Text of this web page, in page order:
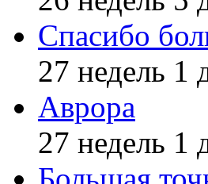
Спасибо
27 недель 1
Аврора
27 недель 1